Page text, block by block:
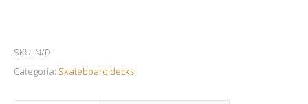
SKU: N/D
Categoría: Skateboard decks